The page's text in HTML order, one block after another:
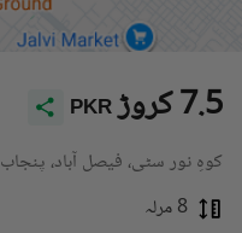
PKR 7.5 کروڑ
کوہِ نور سٹی، فیصل آباد، پنجاب
8 مرلہ